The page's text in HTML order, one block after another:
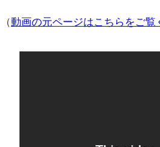
（動画の元ページはこちらをご覧